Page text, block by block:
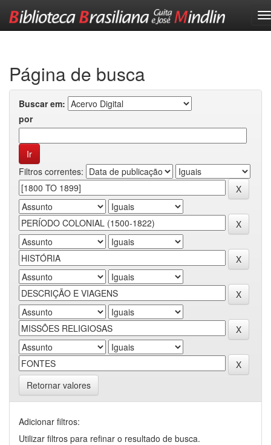
Página de busca
Buscar em:
por
Filtros correntes:
Retornar valores
Adicionar filtros:
Utilizar filtros para refinar o resultado de busca.